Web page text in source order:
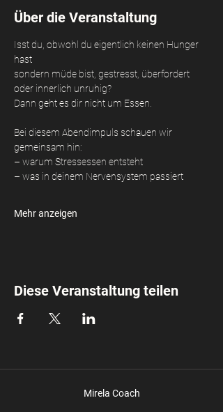
Über die Veranstaltung
Isst du, obwohl du eigentlich keinen Hunger
hast
sondern müde bist, gestresst, überfordert
oder innerlich unruhig?
Dann geht es dir nicht um Essen.
Bei diesem Abendimpuls schauen wir
gemeinsam hin:
– warum Stressessen entsteht
– was in deinem Nervensystem passiert
Mehr anzeigen
Diese Veranstaltung teilen
Mirela Coach